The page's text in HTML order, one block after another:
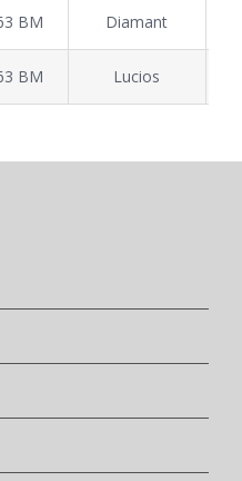
BM Diamant
BM Lucios